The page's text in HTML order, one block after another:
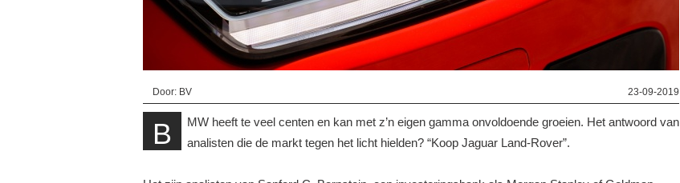
Door: BV 23-09-2019
B
MW heeft te veel centen en kan met z’n eigen gamma onvoldoende groeien. Het antwoord van
analisten die de markt tegen het licht hielden? “Koop Jaguar Land-Rover”.